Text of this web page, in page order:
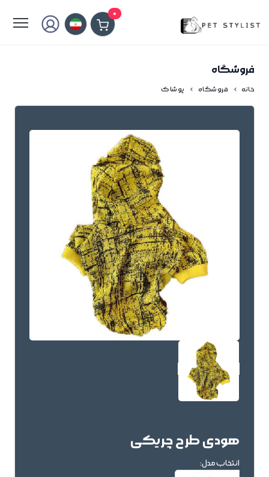
0
فروشگاه
خانه فروشگاه پوشاک
هودی طرح چریکی
انتخاب مدل: